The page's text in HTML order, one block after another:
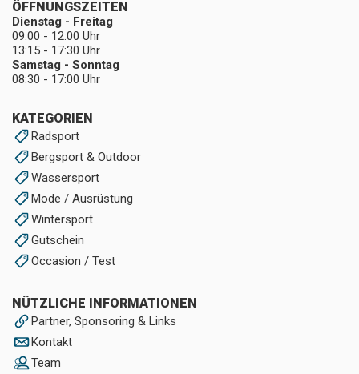
KATEGORIEN
Radsport
Bergsport & Outdoor
Wassersport
Mode / Ausrüstung
Wintersport
Gutschein
Occasion / Test
NÜTZLICHE INFORMATIONEN
Partner, Sponsoring & Links
Kontakt
Team
ÖFFNUNGSZEITEN
Dienstag - Freitag
09:00 - 12:00 Uhr
13:15 - 17:30 Uhr
Samstag - Sonntag
08:30 - 17:00 Uhr